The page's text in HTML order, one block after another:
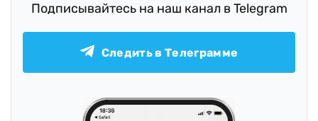
Подписывайтесь на наш канал в Telegram
Следить в Телеграмме